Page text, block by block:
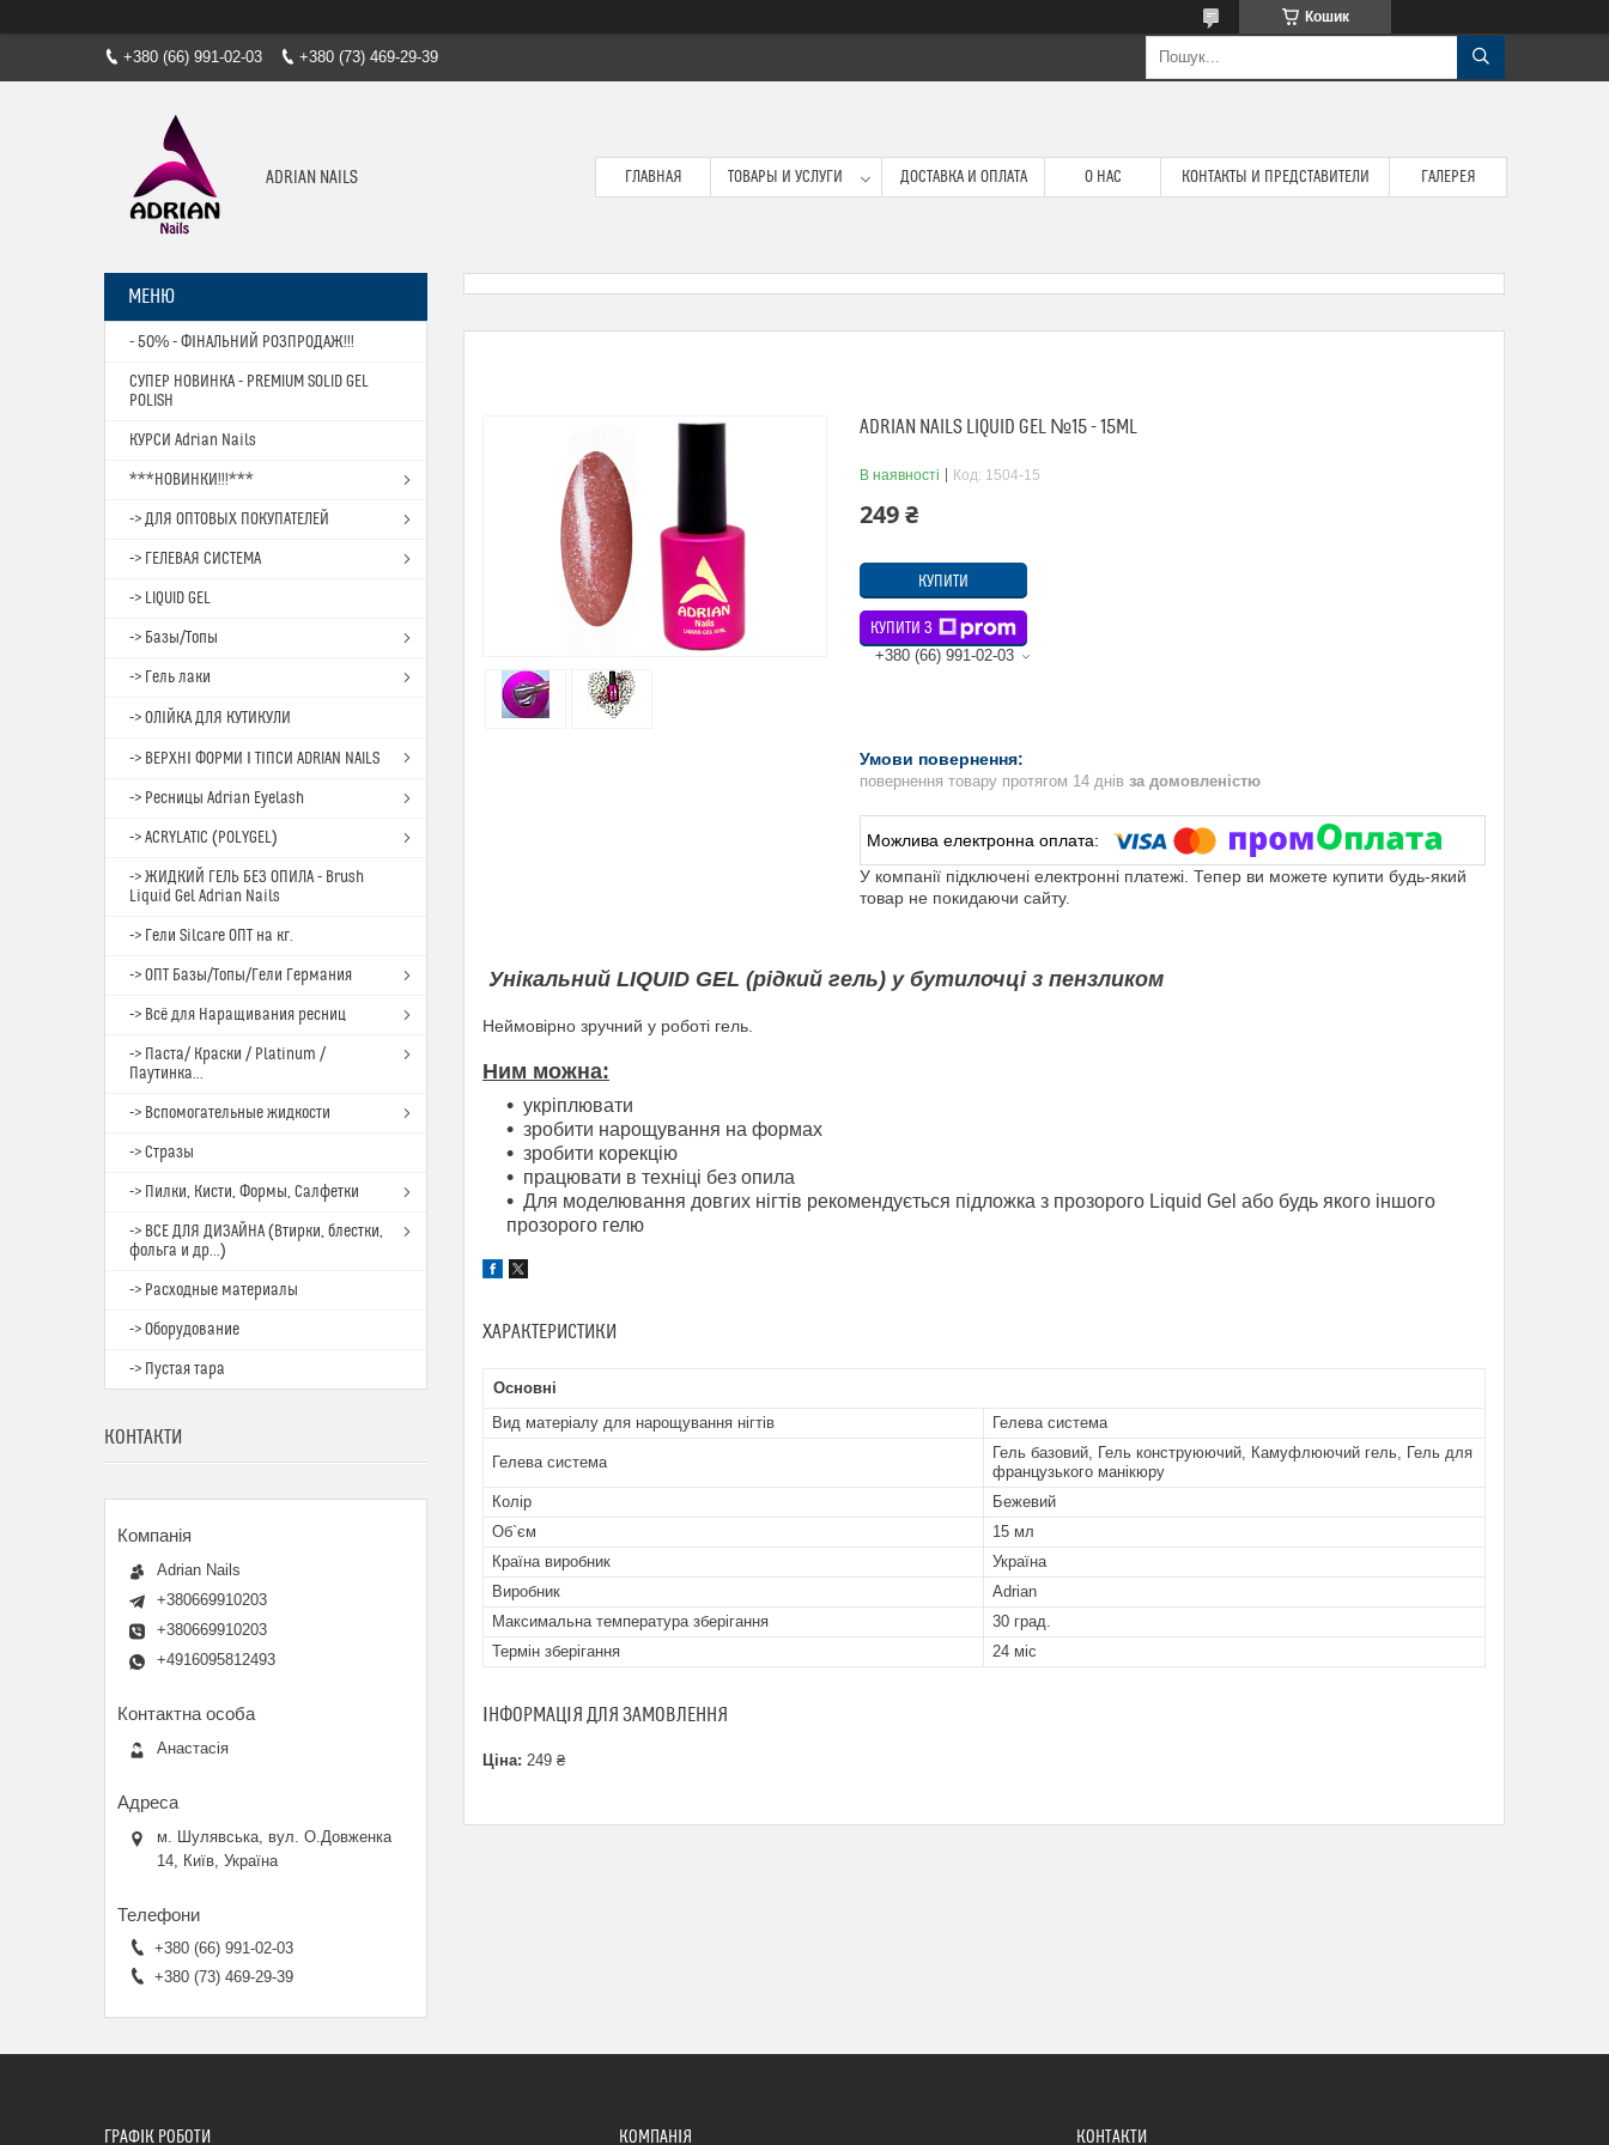
Кошик
+380 (66) 991-02-03 +380 (73) 469-29-39
ADRIAN NAILS ГЛАВНАЯ ТОВАРЫ И УСЛУГИ ДОСТАВКА И ОПЛАТА О НАС КОНТАКТЫ И ПРЕДСТАВИТЕЛИ ГАЛЕРЕЯ
ADRIAN NAILS LIQUID GEL №15 - 15ML
В наявності Код: 1504-15
249 ₴
КУПИТИ
КУПИТИ З
+380 (66) 991-02-03
повернення товару протягом 14 днів за домовленістю
У компанії підключені електронні платежі. Тепер ви можете купити будь-який
товар не покидаючи сайту.
Унікальний LIQUID GEL (рідкий гель) у бутилочці з пензликом
Неймовірно зручний у роботі гель.
Ним можна:
укріплювати
зробити нарощування на формах
зробити корекцію
працювати в техніці без опила
Для моделювання довгих нігтів рекомендується підложка з прозорого Liquid Gel або будь якого іншого
прозорого гелю
ХАРАКТЕРИСТИКИ
Основні
Вид матеріалу для нарощування нігтів
Гелева система
Гелева система
Гель базовий, Гель конструюючий, Камуфлюючий гель, Гель для
французького манікюру
Колір
Бежевий
Об`єм
15 мл
Країна виробник
Україна
Виробник
Adrian
Максимальна температура зберігання
30 град.
Термін зберігання
24 міс
ІНФОРМАЦІЯ ДЛЯ ЗАМОВЛЕННЯ
Ціна: 249 ₴
- 50% - ФІНАЛЬНИЙ РОЗПРОДАЖ!!!
СУПЕР НОВИНКА - PREMIUM SOLID GEL
POLISH
КУРСИ Adrian Nails
***НОВИНКИ!!!***
-> ДЛЯ ОПТОВЫХ ПОКУПАТЕЛЕЙ
-> ГЕЛЕВАЯ СИСТЕМА
-> LIQUID GEL
-> Базы/Топы
-> Гель лаки
-> ОЛІЙКА ДЛЯ КУТИКУЛИ
-> ВЕРХНІ ФОРМИ І ТІПСИ ADRIAN NAILS
-> Ресницы Adrian Eyelash
-> ACRYLATIC (POLYGEL)
-> ЖИДКИЙ ГЕЛЬ БЕЗ ОПИЛА - Brush
Liquid Gel Adrian Nails
-> Гели Silcare ОПТ на кг.
-> ОПТ Базы/Топы/Гели Германия
-> Всё для Наращивания ресниц
-> Паста/ Краски / Platinum /
Паутинка...
-> Вспомогательные жидкости
-> Стразы
-> Пилки, Кисти, Формы, Салфетки
-> ВСЕ ДЛЯ ДИЗАЙНА (Втирки, блестки,
фольга и др...)
-> Расходные материалы
-> Оборудование
-> Пустая тара
КОНТАКТИ
Adrian Nails
+380669910203
+380669910203
+4916095812493
Анастасія
м. Шулявська, вул. О.Довженка
14, Київ, Україна
+380 (66) 991-02-03
+380 (73) 469-29-39
ГРАФІК РОБОТИ